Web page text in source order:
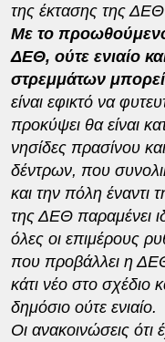
της έκτασης της
Με το
ΔΕΘ, ούτε ενιαίο
στρεμμάτων
είναι εφικτό να
προκύψει θα είναι
νησίδες πρασίνου
δέντρων, που
και την πόλη έναντι
της ΔΕΘ παραμένει
όλες οι επιμέρους
που προβάλλει η
κάτι νέο στο σχέδιο
δημόσιο ούτε ενιαίο.
Οι ανακοινώσεις ότι